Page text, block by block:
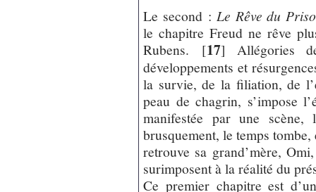
Le second : Le Rêve du
le chapitre Freud ne rêve
Rubens. [17] Allégories
développements et
la survie, de la filiation, de
peau de chagrin, s’impose
manifestée par une
brusquement, le temps
retrouve sa grand’mère,
surimposent à la réalité du
Ce premier chapitre est